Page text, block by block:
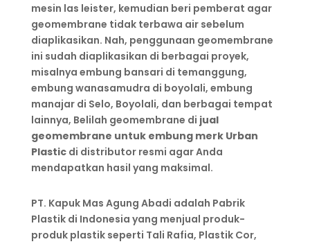
mesin las leister, kemudian beri pemberat agar
geomembrane tidak terbawa air sebelum
diaplikasikan. Nah, penggunaan geomembrane
ini sudah diaplikasikan di berbagai proyek,
misalnya embung bansari di temanggung,
embung wanasamudra di boyolali, embung
manajar di Selo, Boyolali, dan berbagai tempat
lainnya, Belilah geomembrane di jual
geomembrane untuk embung merk Urban
Plasticdi distributor resmi agar Anda
mendapatkan hasil yang maksimal.
PT. Kapuk Mas Agung Abadi adalah Pabrik
Plastik di Indonesia yang menjual produk-
produk plastik seperti Tali Rafia, Plastik Cor,